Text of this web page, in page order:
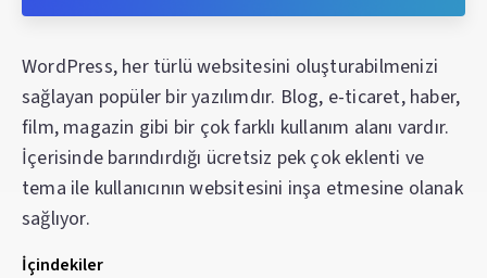
WordPress, her türlü websitesini oluşturabilmenizi
sağlayan popüler bir yazılımdır. Blog, e-ticaret, haber,
film, magazin gibi bir çok farklı kullanım alanı vardır.
İçerisinde barındırdığı ücretsiz pek çok eklenti ve
tema ile kullanıcının websitesini inşa etmesine olanak
sağlıyor.
İçindekiler